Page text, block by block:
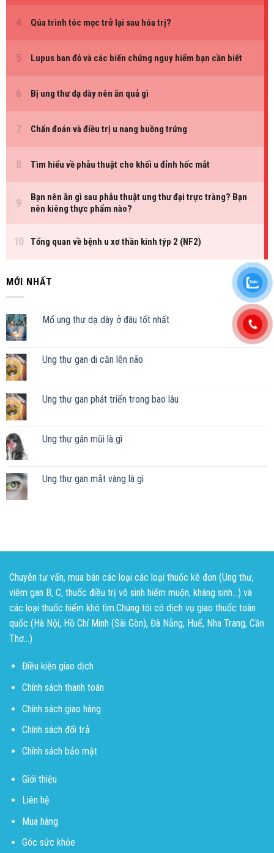
MỚI NHẤT
Mổ ung thư dạ dày ở đâu tốt nhất
Ung thư gan di căn lên não
Ung thư gan phát triển trong bao lâu
Ung thư gân mũi là gì
Ung thư gan mắt vàng là gì
Chuyên tư vấn, mua bán các loại các loại thuốc kê đơn (Ung thư,
viêm gan B, C, thuốc điều trị vô sinh hiếm muộn, kháng sinh...) và
các loại thuốc hiếm khó tìm.Chúng tôi có dịch vụ giao thuốc toàn
quốc (Hà Nội, Hồ Chí Minh (Sài Gòn), Đà Nẵng, Huế, Nha Trang, Cần
Thơ...)
Điều kiện giao dịch
Chính sách thanh toán
Chính sách giao hàng
Chính sách đổi trả
Chính sách bảo mật
Giới thiệu
Liên hệ
Mua hàng
Góc sức khỏe